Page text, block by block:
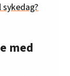
med